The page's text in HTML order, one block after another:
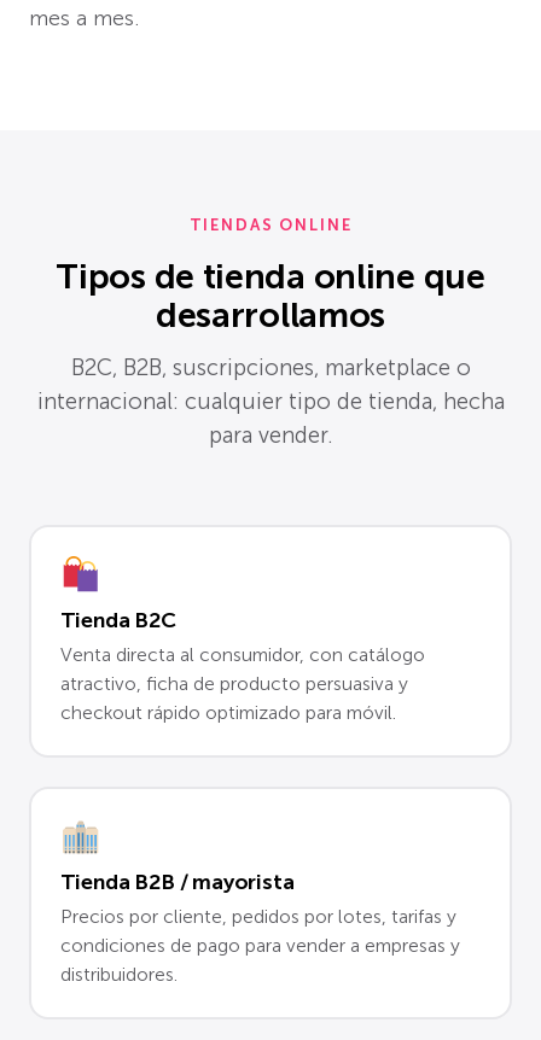
mes a mes.
TIENDAS ONLINE
Tipos de tienda online que
desarrollamos
B2C, B2B, suscripciones, marketplace o
internacional: cualquier tipo de tienda, hecha
para vender.
Tienda B2C
Venta directa al consumidor, con catálogo
atractivo, ficha de producto persuasiva y
checkout rápido optimizado para móvil.
Tienda B2B / mayorista
Precios por cliente, pedidos por lotes, tarifas y
condiciones de pago para vender a empresas y
distribuidores.